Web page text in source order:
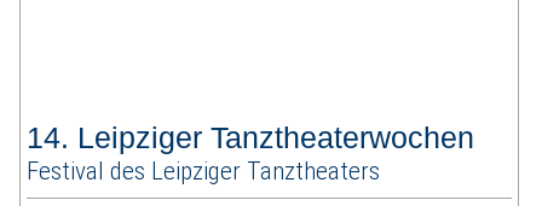
14. Leipziger Tanztheaterwochen
Festival des Leipziger Tanztheaters